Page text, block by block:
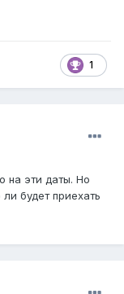
1
на эти даты. Но
будет приехать